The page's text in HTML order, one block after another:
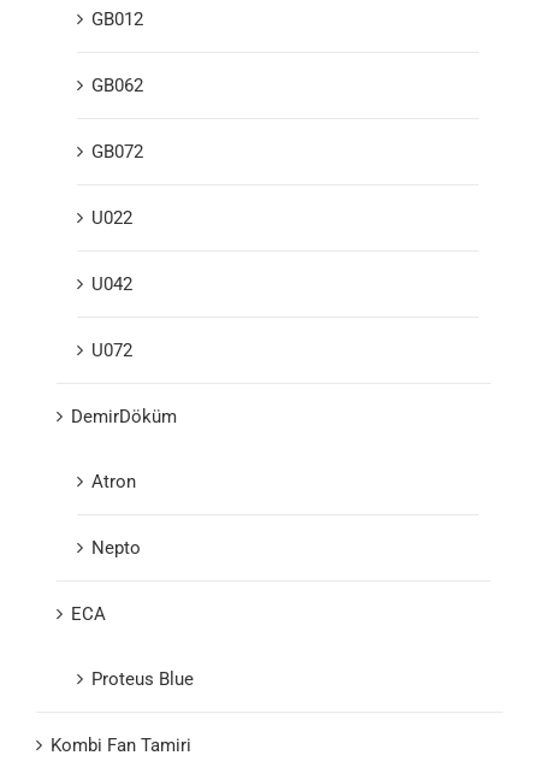
GB012
GB062
GB072
U022
U042
U072
DemirDöküm
Atron
Nepto
ECA
Proteus Blue
Kombi Fan Tamiri